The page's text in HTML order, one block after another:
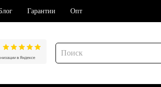
Гарантии Опт